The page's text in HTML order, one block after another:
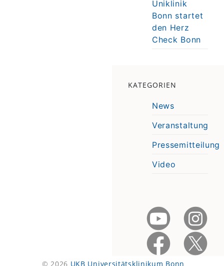
Uniklinik
Bonn startet
den Herz
Check Bonn
KATEGORIEN
News
Veranstaltung
Pressemitteilung
Video
© 2026 UKB Universitätsklinikum Bonn